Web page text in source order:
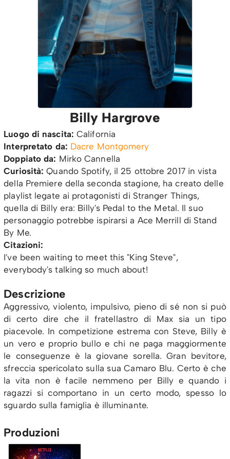
Billy Hargrove
Luogo di nascita:California
Interpretato da: Dacre Montgomery
Doppiato da: Mirko Cannella
Curiosità:Quando Spotify, il 25 ottobre 2017 in vista
della Premiere della seconda stagione, ha creato delle
playlist legate ai protagonisti di Stranger Things,
quella di Billy era: Billy's Pedal to the Metal. Il suo
personaggio potrebbe ispirarsi a Ace Merrill di Stand
By Me.
Citazioni:
I've been waiting to meet this "King Steve",
everybody's talking so much about!
Descrizione
Aggressivo, violento, impulsivo, pieno di sé non si può
di certo dire che il fratellastro di Max sia un tipo
piacevole. In competizione estrema con Steve, Billy è
un vero e proprio bullo e chi ne paga maggiormente
le conseguenze è la giovane sorella. Gran bevitore,
sfreccia spericolato sulla sua Camaro Blu. Certo è che
la vita non è facile nemmeno per Billy e quando i
ragazzi si comportano in un certo modo, spesso lo
sguardo sulla famiglia è illuminante.
Produzioni